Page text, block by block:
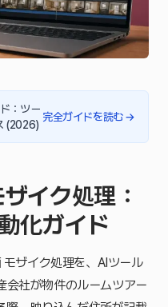
：ツー
(2026)
完全ガイドを読む →
イク処理：
化ガイド
ザイク処理を、AIツール
会社が物件のルームツアー